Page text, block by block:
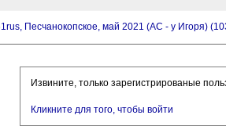
Песчанокопское, май 2021 (АС - у Игоря)
Извините, только зарегистрированые
Кликните для того, чтобы войти